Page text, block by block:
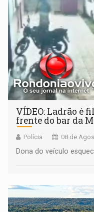
VÍDEO: Ladrão é
frente do bar da
Polícia 08 de
Dona do veículo